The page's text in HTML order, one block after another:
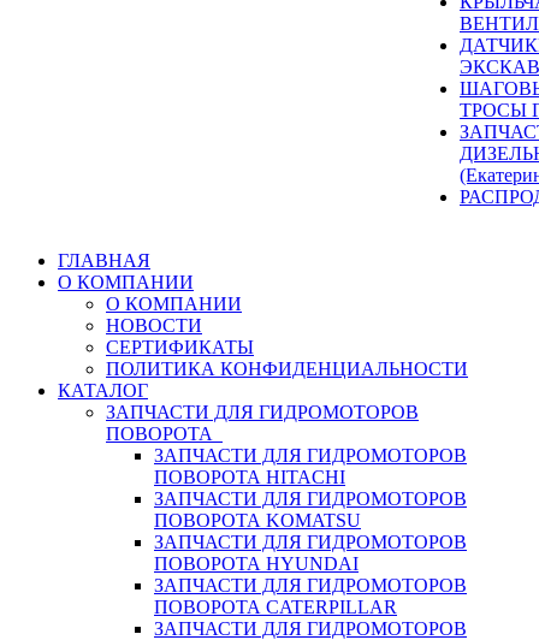
ТРОСЫ
ГЛАВНАЯ
О КОМПАНИИ
О КОМПАНИИ
НОВОСТИ
СЕРТИФИКАТЫ
ПОЛИТИКА КОНФИДЕНЦИАЛЬНОСТИ
КАТАЛОГ
ЗАПЧАСТИ ДЛЯ ГИДРОМОТОРОВ
ПОВОРОТА
ЗАПЧАСТИ ДЛЯ ГИДРОМОТОРОВ
ПОВОРОТА HITACHI
ЗАПЧАСТИ ДЛЯ ГИДРОМОТОРОВ
ПОВОРОТА KOMATSU
ЗАПЧАСТИ ДЛЯ ГИДРОМОТОРОВ
ПОВОРОТА HYUNDAI
ЗАПЧАСТИ ДЛЯ ГИДРОМОТОРОВ
ПОВОРОТА CATERPILLAR
ЗАПЧАСТИ ДЛЯ ГИДРОМОТОРОВ